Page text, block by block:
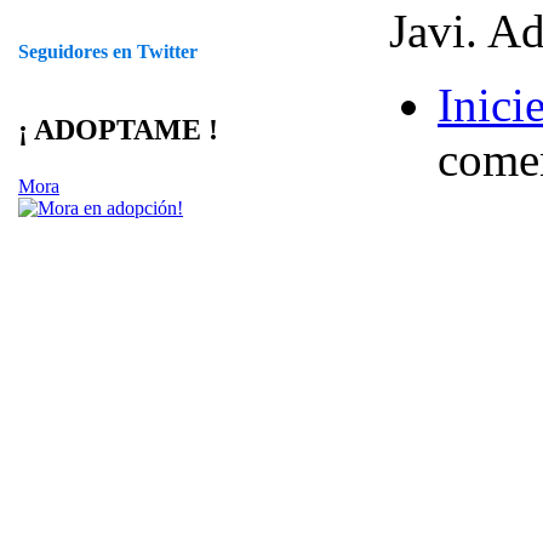
Seguidores en Twitter
¡ ADOPTAME !
Mora
Javi.